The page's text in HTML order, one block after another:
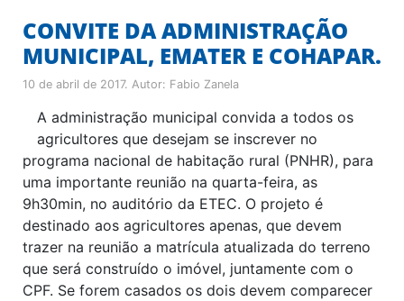
CONVITE DA ADMINISTRAÇÃO
MUNICIPAL, EMATER E COHAPAR.
10 de abril de 2017. Autor: Fabio Zanela
A administração municipal convida a todos os
agricultores que desejam se inscrever no
programa nacional de habitação rural (PNHR), para
uma importante reunião na quarta-feira, as
9h30min, no auditório da ETEC. O projeto é
destinado aos agricultores apenas, que devem
trazer na reunião a matrícula atualizada do terreno
que será construído o imóvel, juntamente com o
CPF. Se forem casados os dois devem comparecer